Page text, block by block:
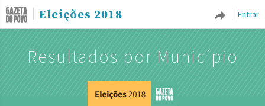
Entrar
Eleições 2018
Resultados por Município